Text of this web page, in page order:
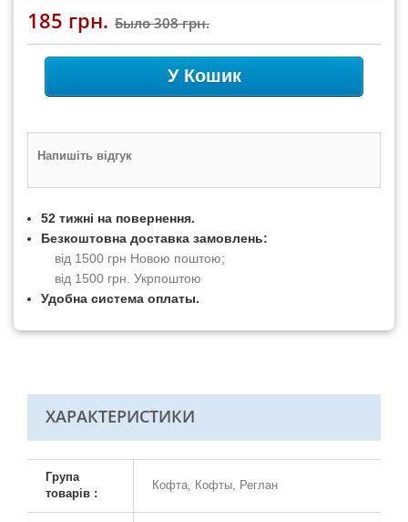
185 грн. Было308 грн.
У Кошик
Напишіть відгук
52 тижні на повернення.
Безкоштовна доставка замовлень:
від 1500 грн Новою поштою;
від 1500 грн. Укрпоштою
Удобна система оплаты.
ХАРАКТЕРИСТИКИ
Група
товарів :
Кофта, Кофты, Реглан